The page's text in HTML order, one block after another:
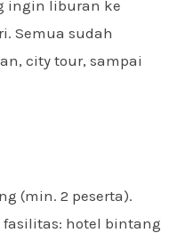
ingin liburan ke
Semua sudah
city tour, sampai
(min. 2 peserta).
hotel bintang